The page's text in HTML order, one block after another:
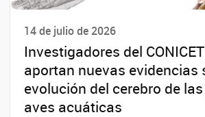
14 de julio de 2026
Investigadores del
aportan nuevas evidencias
evolución del cerebro de
aves acuáticas